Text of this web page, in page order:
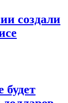
создали